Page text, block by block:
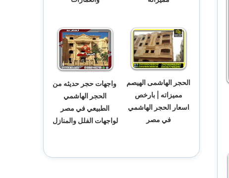
الحجر الهاشمى الهيصم
مميزاته | بارخص
اسعار الحجر الهاشمي
في مصر
واجهات حجر حديثه من
الحجر الهاشمي
الطبيعي في مصر
لواجهات الفلل والمنازل